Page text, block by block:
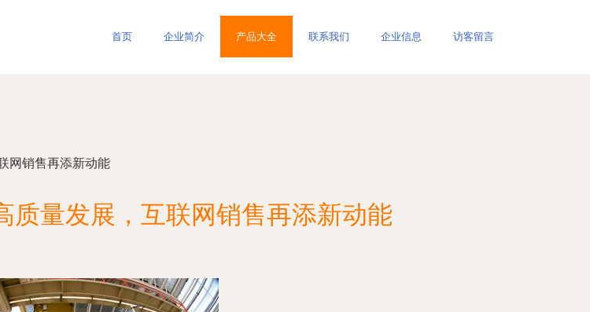
首页 企业简介 产品大全 联系我们 企业信息 访客留言
网销售再添新动能
质量发展，互联网销售再添新动能